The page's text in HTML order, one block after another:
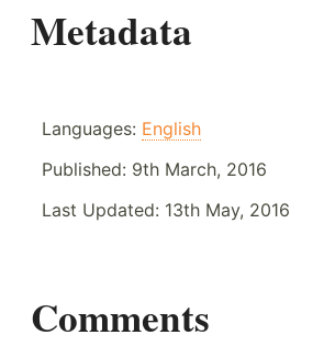
Metadata
Languages: English
Published: 9th March, 2016
Last Updated: 13th May, 2016
Comments